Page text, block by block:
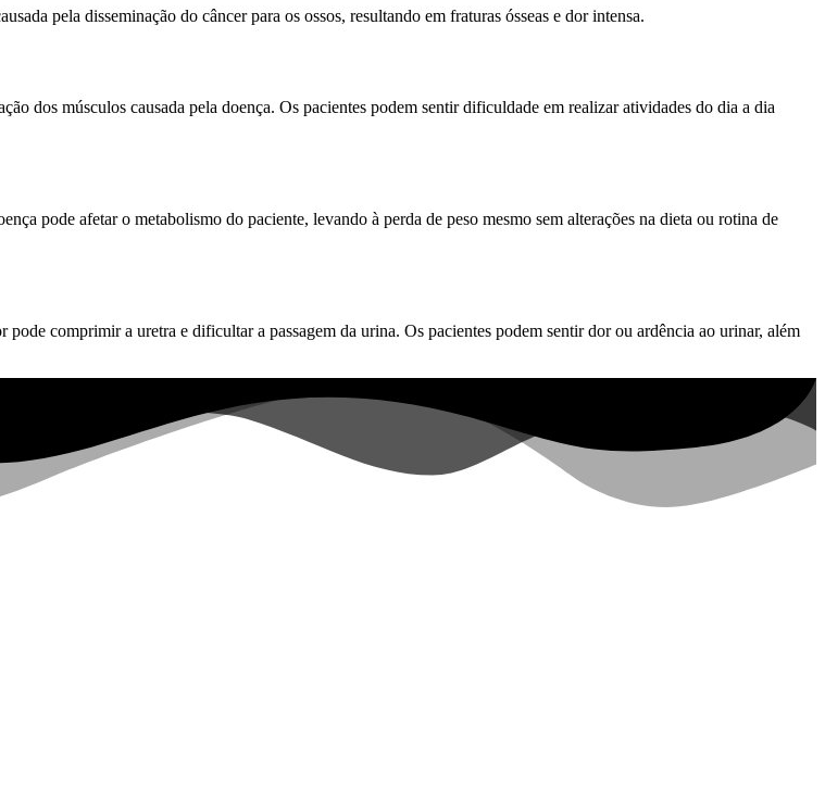
pela disseminação do câncer para os ossos, resultando em fraturas ósseas e dor intensa.
dos músculos causada pela doença. Os pacientes podem sentir dificuldade em realizar atividades do dia a dia
pode afetar o metabolismo do paciente, levando à perda de peso mesmo sem alterações na dieta ou rotina de
comprimir a uretra e dificultar a passagem da urina. Os pacientes podem sentir dor ou ardência ao urinar, além